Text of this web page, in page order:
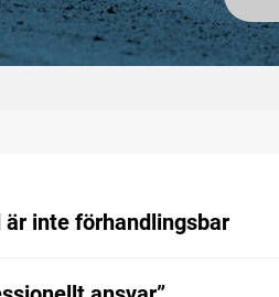
inte förhandlingsbar